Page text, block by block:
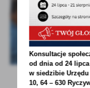
Konsultacje
od dnia od 24
w siedzibie
10, 64 – 630